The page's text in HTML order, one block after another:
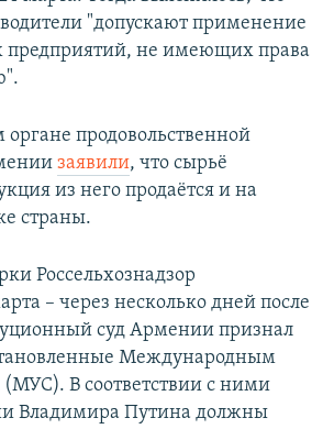
"допускают применение
предприятий, не имеющих права
продовольственной
заявили, что сырьё
из него продаётся и на
страны.
Россельхознадзор
– через несколько дней после
суд Армении признал
Международным
В соответствии с ними
Владимира Путина должны